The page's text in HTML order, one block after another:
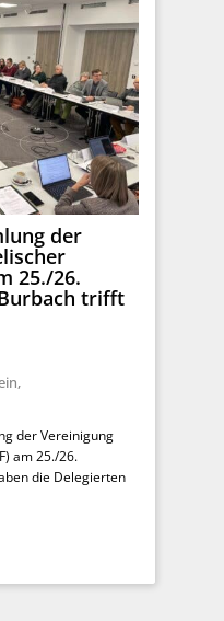
der
25./26.
trifft
,
der Vereinigung
am 25./26.
die Delegierten